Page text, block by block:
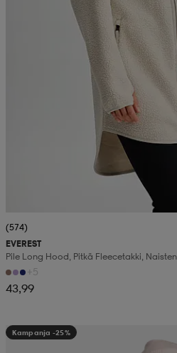
(574)
EVEREST
Pile Long Hood, Pitkä Fleecetakki, Naisten
+5
43,99
Kampanja -25%